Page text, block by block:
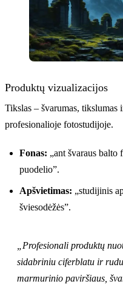
Produktų vizualizacijos
Tikslas – švarumas,
profesionalioje fotostudijoje.
Fonas: „ant švaraus balto
puodelio”.
Apšvietimas: „studijinis
šviesodėžės”.
„Profesionali produktų
sidabriniu ciferblatu ir
marmurinio paviršiaus,